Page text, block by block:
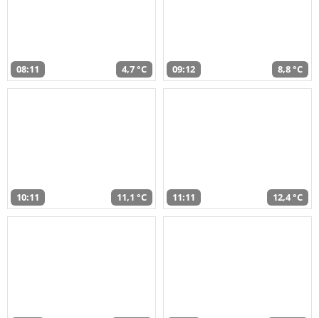
08:11 4,7 °C 09:12 8,8 °C
10:11 11,1 °C 11:11 12,4 °C